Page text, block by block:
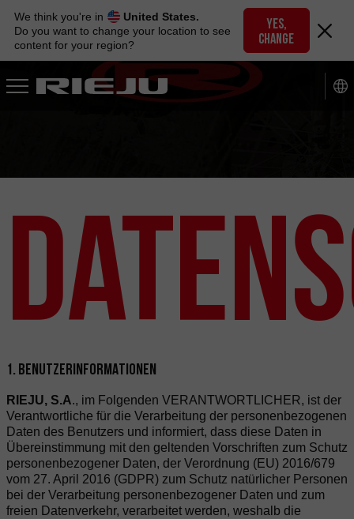
navigation
content
We think you're in
United States.
Do you want to change your location to see
content for your region?
YES,
CHANGE
1. BENUTZERINFORMATIONEN
RIEJU, S.A., im Folgenden VERANTWORTLICHER, ist der
Verantwortliche für die Verarbeitung der personenbezogenen
Daten des Benutzers und informiert, dass diese Daten in
Übereinstimmung mit den geltenden Vorschriften zum Schutz
personenbezogener Daten, der Verordnung (EU) 2016/679
vom 27. April 2016 (GDPR) zum Schutz natürlicher Personen
bei der Verarbeitung personenbezogener Daten und zum
freien Datenverkehr, verarbeitet werden, weshalb die